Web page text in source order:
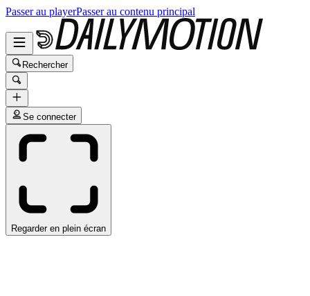
Passer au playerPasser au contenu principal
Rechercher
Se connecter
Regarder en plein écran